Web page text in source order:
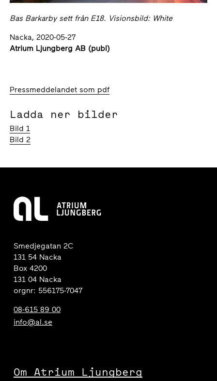
Bas Barkarby sett från E18. Visionsbild: White
Nacka, 2020-05-27
Atrium Ljungberg AB (publ)
Pressmeddelandet som pdf
Ladda ner bilder
Bild 1
Bild 2
Smedjegatan 2C
131 54 Nacka
Box 4200
131 04 Nacka
orgnr: 556175-7047
08-615 89 00
info@al.se
Om Atrium Ljungberg